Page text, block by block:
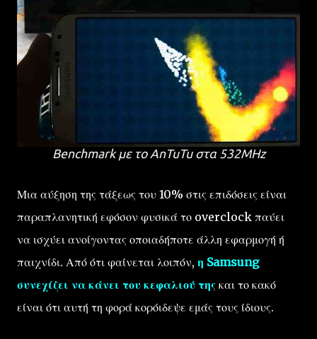
Benchmark με το AnTuTu στα 532MHz
Μια αύξηση της τάξεως του 10% στις επιδόσεις είναι
παραπλανητική εφόσον φυσικά το overclock παύει
να ισχύει ανοίγοντας οποιαδήποτε άλλη εφαρμογή ή
παιχνίδι. Από ότι φαίνεται λοιπόν, η Samsung
συνεχίζει να κάνει του κεφαλιού της και το κακό
είναι ότι αυτή τη φορά κορόιδεψε εμάς τους ίδιους.